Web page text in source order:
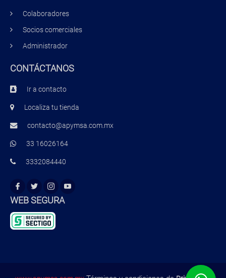
Colaboradores
Socios comerciales
Administrador
CONTÁCTANOS
Ir a contacto
Localiza tu tienda
contacto@apymsa.com.mx
33 16026164
3332084440
WEB SEGURA